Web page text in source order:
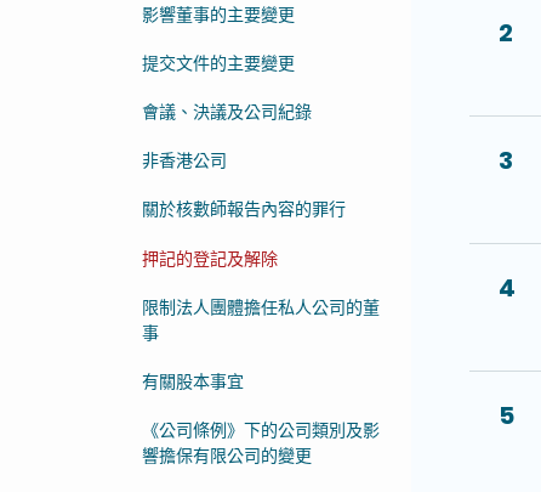
影響董事的主要變更
提交文件的主要變更
會議、決議及公司紀錄
非香港公司
關於核數師報告內容的罪行
押記的登記及解除
限制法人團體擔任私人公司的董
事
有關股本事宜
《公司條例》下的公司類別及影
響擔保有限公司的變更
2
3
4
5